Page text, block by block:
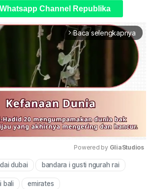
Channel Republika
arrow_forward_ios Baca selengkapnya
Mute
Powered by GliaStudios
dubai bandara i gusti ngurah rai
bali emirates